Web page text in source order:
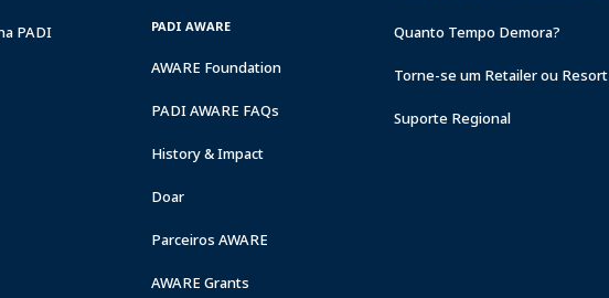
PADI PADI AWARE
AWARE Foundation
PADI AWARE FAQs
History & Impact
Doar
Parceiros AWARE
AWARE Grants
Quanto Tempo Demora?
Torne-se um Retailer ou Resort
Suporte Regional